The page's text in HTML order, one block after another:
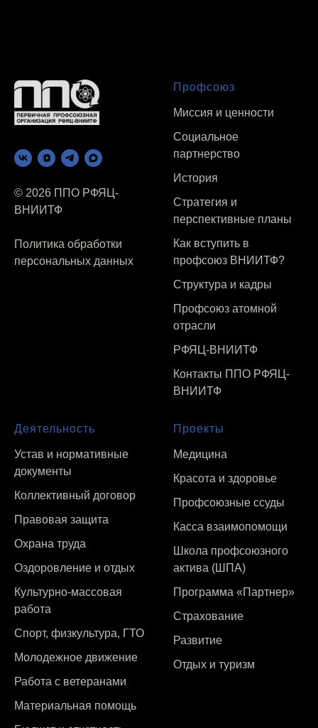
© 2026 ППО РФЯЦ-
ВНИИТФ
Политика обработки
персональных данных
Профсоюз
Миссия и ценности
Социальное
партнерство
История
Стратегия и
перспективные планы
Как вступить в
профсоюз ВНИИТФ?
Структура и кадры
Профсоюз атомной
отрасли
РФЯЦ-ВНИИТФ
Контакты ППО РФЯЦ-
ВНИИТФ
Деятельность
Устав и нормативные
документы
Коллективный договор
Правовая защита
Охрана труда
Оздоровление и отдых
Культурно-массовая
работа
Спорт, физкультура, ГТО
Молодежное движение
Работа с ветеранами
Материальная помощь
Проекты
Медицина
Красота и здоровье
Профсоюзные ссуды
Касса взаимопомощи
Школа профсоюзного
актива (ШПА)
Программа «Партнер»
Страхование
Развитие
Отдых и туризм